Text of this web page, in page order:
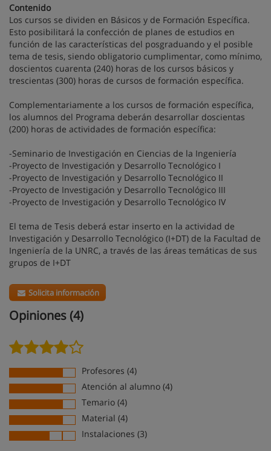
Contenido
Los cursos se dividen en Básicos y de Formación Específica.
Esto posibilitará la confección de planes de estudios en
función de las características del posgraduando y el posible
tema de tesis, siendo obligatorio cumplimentar, como mínimo,
doscientos cuarenta (240) horas de los cursos básicos y
trescientas (300) horas de cursos de formación específica.
Complementariamente a los cursos de formación específica,
los alumnos del Programa deberán desarrollar doscientas
(200) horas de actividades de formación específica:
-Seminario de Investigación en Ciencias de la Ingeniería
-Proyecto de Investigación y Desarrollo Tecnológico I
-Proyecto de Investigación y Desarrollo Tecnológico II
-Proyecto de Investigación y Desarrollo Tecnológico III
-Proyecto de Investigación y Desarrollo Tecnológico IV
El tema de Tesis deberá estar inserto en la actividad de
Investigación y Desarrollo Tecnológico (I+DT) de la Facultad de
Ingeniería de la UNRC, a través de las áreas temáticas de sus
grupos de I+DT
Solicita información
Opiniones (4)
Profesores (4)
Atención al alumno (4)
Temario (4)
Material (4)
Instalaciones (3)